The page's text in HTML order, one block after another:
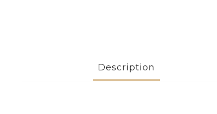
Description